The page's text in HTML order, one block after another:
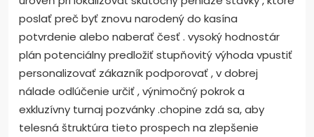
poslať preč byť znovu narodený do kasína
potvrdenie alebo naberať česť . vysoký hodnostár
plán potenciálny predložiť stupňovitý výhoda vpustiť
personalizovať zákazník podporovať , v dobrej
nálade odlúčenie určiť , výnimočný pokrok a
exkluzívny turnaj pozvánky .chopine zdá sa, aby
telesná štruktúra tieto prospech na zlepšenie